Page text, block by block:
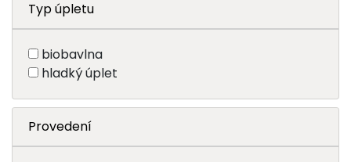
Typ úpletu
biobavlna
hladký úplet
Provedení